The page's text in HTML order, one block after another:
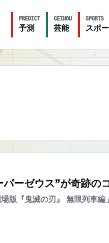
PREDICT
予測
GEINOU
芸能
SPORTS
スポ
パーゼウス”が奇跡の
版『鬼滅の刃』 無限列車